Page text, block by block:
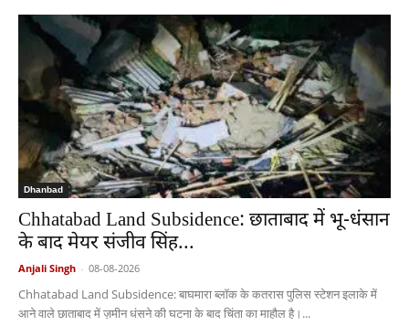
Dhanbad
Chhatabad Land Subsidence: छाताबाद में भू-धंसान
के बाद मेयर संजीव सिंह...
Anjali Singh - 08-08-2026
Chhatabad Land Subsidence: बाघमारा ब्लॉक के कतरास पुलिस स्टेशन इलाके में
आने वाले छाताबाद में ज़मीन धंसने की घटना के बाद चिंता का माहौल है।...